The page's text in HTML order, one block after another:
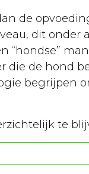
de
dit onder
de hond
begrijpen
te